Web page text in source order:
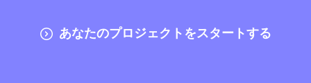
あなたのプロジェクトをスタートする